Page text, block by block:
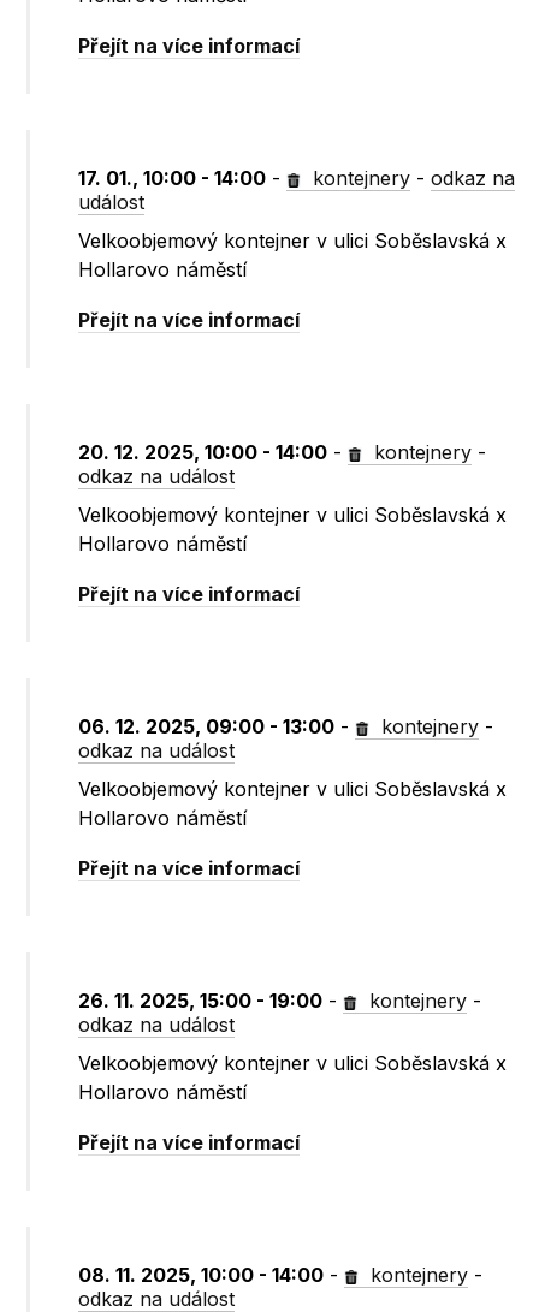
Přejít na více informací
17. 01., 10:00 - 14:00 - kontejnery -odkaz na
událost
Velkoobjemový kontejner v ulici Soběslavská x
Hollarovo náměstí
Přejít na více informací
20. 12. 2025, 10:00 - 14:00 - kontejnery -
odkaz na událost
Velkoobjemový kontejner v ulici Soběslavská x
Hollarovo náměstí
Přejít na více informací
06. 12. 2025, 09:00 - 13:00 - kontejnery -
odkaz na událost
Velkoobjemový kontejner v ulici Soběslavská x
Hollarovo náměstí
Přejít na více informací
26. 11. 2025, 15:00 - 19:00 - kontejnery -
odkaz na událost
Velkoobjemový kontejner v ulici Soběslavská x
Hollarovo náměstí
Přejít na více informací
08. 11. 2025, 10:00 - 14:00 - kontejnery -
odkaz na událost